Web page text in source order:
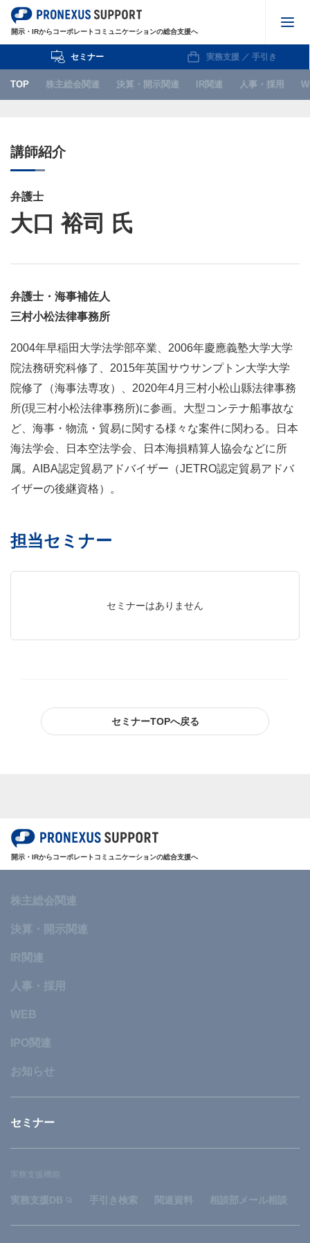
開示・IRからコーポレートコミュニケーションの総合支援へ
決算・開示関連
人事・採用
WEB
IPO関連
セミナー
マイページ
会員情報変更
お問い合わせ
PRONEXUS SUPPORTの使い方
実務支援機能
TOP 株主総会関連 決算・開示関連 IR関連 人事・採用
セミナー 実務支援 ／ 手引き
講師紹介
弁護士
大口 裕司 氏
弁護士・海事補佐人
三村小松法律事務所
2004年早稲田大学法学部卒業、2006年慶應義塾大学大学
院法務研究科修了、2015年英国サウサンプトン大学大学
院修了（海事法専攻）、2020年4月三村小松山縣法律事務
所(現三村小松法律事務所)に参画。大型コンテナ船事故な
ど、海事・物流・貿易に関する様々な案件に関わる。日本
海法学会、日本空法学会、日本海損精算人協会などに所
属。AIBA認定貿易アドバイザー（JETRO認定貿易アドバ
イザーの後継資格）。
担当セミナー
セミナーはありません
セミナーTOPへ戻る
開示・IRからコーポレートコミュニケーションの総合支援へ
株主総会関連
決算・開示関連
IR関連
人事・採用
WEB
IPO関連
お知らせ
セミナー
実務支援機能
実務支援DB 手引き検索 関連資料 相談部メール相談